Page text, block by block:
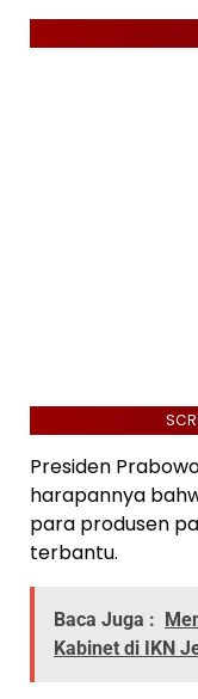
Presiden
harapannya
para produsen
terbantu.
Baca Juga :
Kabinet di IKN